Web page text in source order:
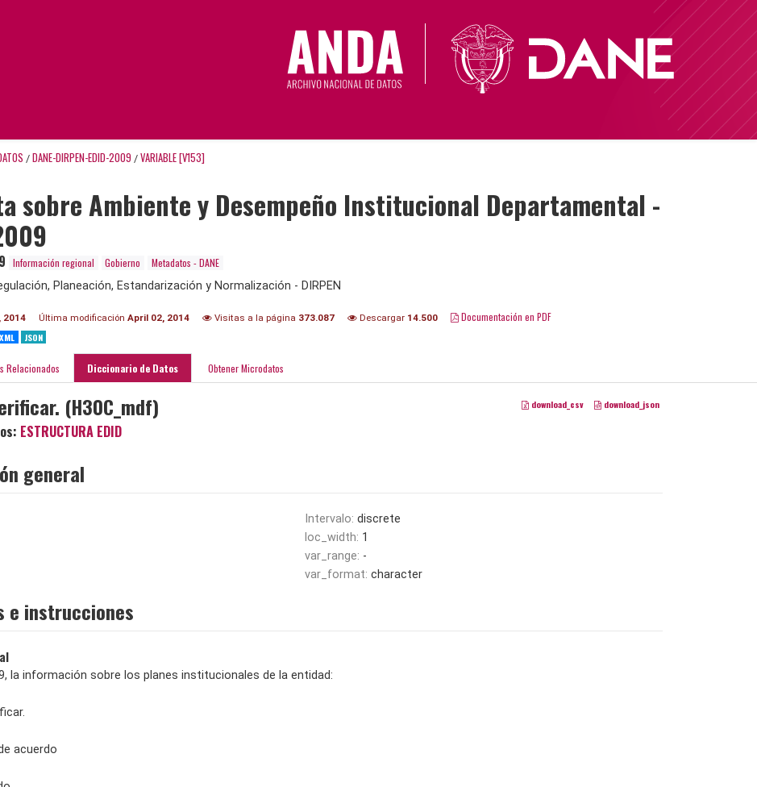
/ DANE-DIRPEN-EDID-2009 / VARIABLE [V153]
sobre Ambiente y Desempeño Institucional Departamental -
Información regional Gobierno
Metadatos - DANE
Planeación, Estandarización y Normalización - DIRPEN
2014 Última modificación April 02, 2014 Visitas a la página 373.087 Descargar 14.500 Documentación en PDF
JSON
Relacionados Diccionario de Datos Obtener Microdatos
download_csv download_json
(H30C_mdf)
ESTRUCTURA EDID
general
Intervalo: discrete
loc_width: 1
var_range: -
var_format: character
e instrucciones
la información sobre los planes institucionales de la entidad:
acuerdo